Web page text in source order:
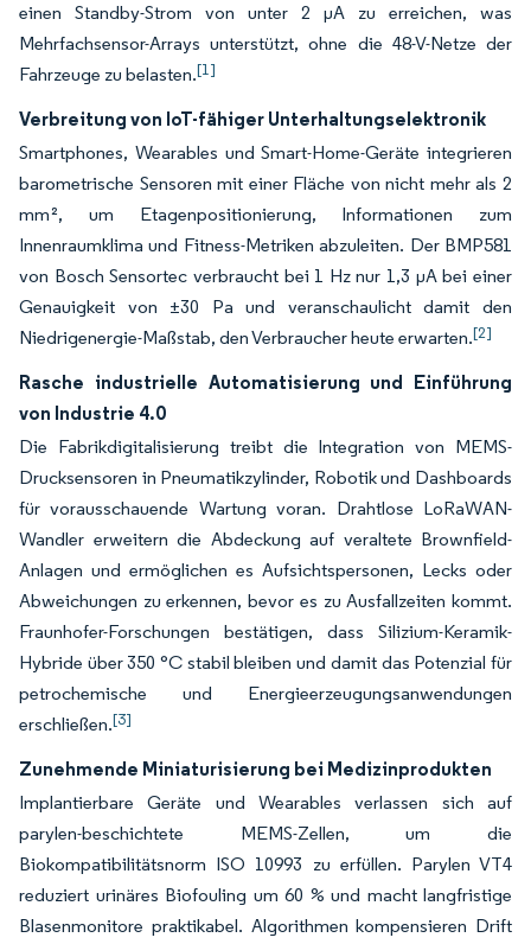
einen Standby-Strom von unter 2 µA zu erreichen, was
Mehrfachsensor-Arrays unterstützt, ohne die 48-V-Netze der
Fahrzeuge zu belasten.[1]
Verbreitung von IoT-fähiger Unterhaltungselektronik
Smartphones, Wearables und Smart-Home-Geräte integrieren
barometrische Sensoren mit einer Fläche von nicht mehr als 2
mm², um Etagenpositionierung, Informationen zum
Innenraumklima und Fitness-Metriken abzuleiten. Der BMP581
von Bosch Sensortec verbraucht bei 1 Hz nur 1,3 µA bei einer
Genauigkeit von ±30 Pa und veranschaulicht damit den
Niedrigenergie-Maßstab, den Verbraucher heute erwarten.[2]
Rasche industrielle Automatisierung und Einführung
von Industrie 4.0
Die Fabrikdigitalisierung treibt die Integration von MEMS-
Drucksensoren in Pneumatikzylinder, Robotik und Dashboards
für vorausschauende Wartung voran. Drahtlose LoRaWAN-
Wandler erweitern die Abdeckung auf veraltete Brownfield-
Anlagen und ermöglichen es Aufsichtspersonen, Lecks oder
Abweichungen zu erkennen, bevor es zu Ausfallzeiten kommt.
Fraunhofer-Forschungen bestätigen, dass Silizium-Keramik-
Hybride über 350 °C stabil bleiben und damit das Potenzial für
petrochemische und Energieerzeugungsanwendungen
erschließen.[3]
Zunehmende Miniaturisierung bei Medizinprodukten
Implantierbare Geräte und Wearables verlassen sich auf
parylen-beschichtete MEMS-Zellen, um die
Biokompatibilitätsnorm ISO 10993 zu erfüllen. Parylen VT4
reduziert urinäres Biofouling um 60 % und macht langfristige
Blasenmonitore praktikabel. Algorithmen kompensieren Drift